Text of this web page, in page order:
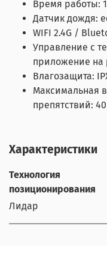
Время работы:
Датчик дождя:
WIFI 2.4G /
Управление с
приложение на
Влагозащита:
Максимальная
препятствий:
Характеристики
Технология
позиционирования
Лидар